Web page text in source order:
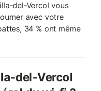
del-Vercol vous
avec votre
34 % ont même
del-Vercol